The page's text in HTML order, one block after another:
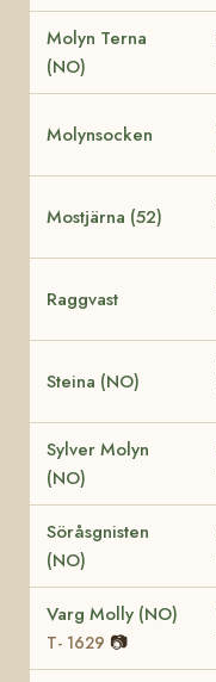
Molyn Terna
(NO)
Molynsocken
Mostjärna (52)
Raggvast
Steina (NO)
Sylver Molyn
(NO)
Söråsgnisten
(NO)
Varg Molly (NO)
T- 1629 📷